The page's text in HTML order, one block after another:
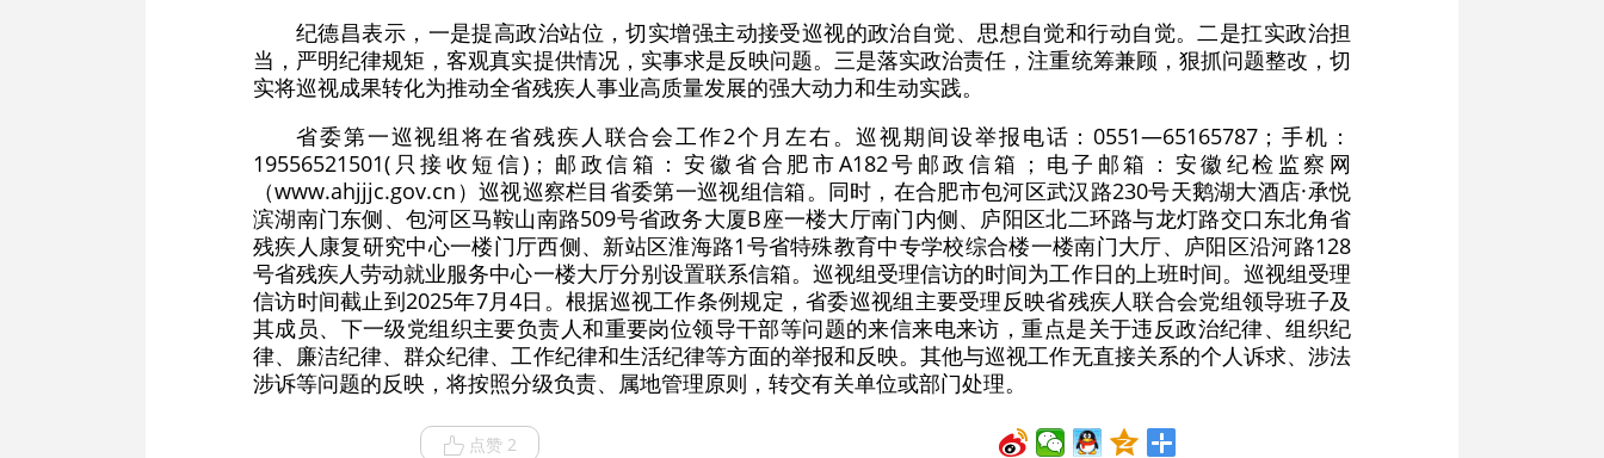
纪德昌表示，一是提高政治站位，切实增强主动接受巡视的政治自觉、思想自觉和行动自觉。二是扛实政治担
当，严明纪律规矩，客观真实提供情况，实事求是反映问题。三是落实政治责任，注重统筹兼顾，狠抓问题整改，切
实将巡视成果转化为推动全省残疾人事业高质量发展的强大动力和生动实践。
省委第一巡视组将在省残疾人联合会工作2个月左右。巡视期间设举报电话：0551—65165787；手机：
19556521501(只接收短信)；邮政信箱：安徽省合肥市A182号邮政信箱；电子邮箱：安徽纪检监察网
（www.ahjjjc.gov.cn）巡视巡察栏目省委第一巡视组信箱。同时，在合肥市包河区武汉路230号天鹅湖大酒店·承悦
滨湖南门东侧、包河区马鞍山南路509号省政务大厦B座一楼大厅南门内侧、庐阳区北二环路与龙灯路交口东北角省
残疾人康复研究中心一楼门厅西侧、新站区淮海路1号省特殊教育中专学校综合楼一楼南门大厅、庐阳区沿河路128
号省残疾人劳动就业服务中心一楼大厅分别设置联系信箱。巡视组受理信访的时间为工作日的上班时间。巡视组受理
信访时间截止到2025年7月4日。根据巡视工作条例规定，省委巡视组主要受理反映省残疾人联合会党组领导班子及
其成员、下一级党组织主要负责人和重要岗位领导干部等问题的来信来电来访，重点是关于违反政治纪律、组织纪
律、廉洁纪律、群众纪律、工作纪律和生活纪律等方面的举报和反映。其他与巡视工作无直接关系的个人诉求、涉法
涉诉等问题的反映，将按照分级负责、属地管理原则，转交有关单位或部门处理。
点赞 2